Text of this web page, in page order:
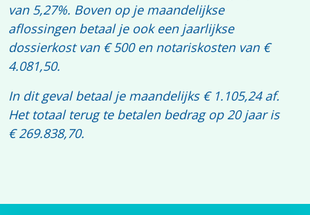
van 5,27%. Boven op je maandelijkse
aflossingen betaal je ook een jaarlijkse
dossierkost van € 500 en notariskosten van €
4.081,50.
In dit geval betaal je maandelijks € 1.105,24 af.
Het totaal terug te betalen bedrag op 20 jaar is
€ 269.838,70.